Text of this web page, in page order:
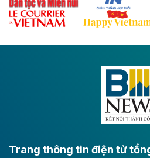
dự án sản xuất ray đường sắt
kinh tế Dung Quất.
Keppel thoái toàn bộ vốn
Empire City tại Thủ
Tập đoàn Keppel (Singapore)
tại dự án Empire City với giá
dự án.
Trang thông tin điện tử